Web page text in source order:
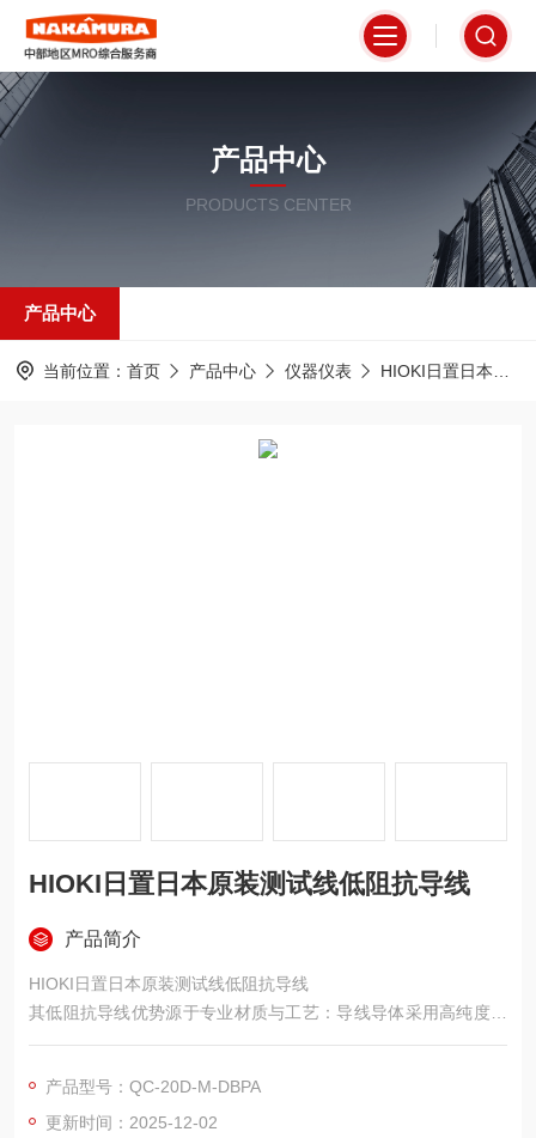
产品中心
PRODUCTS CENTER
产品中心
当前位置： 首页 产品中心 仪器仪表 HIOKI日置日本
HIOKI日置日本原装测试线低阻抗导线
产品简介
HIOKI日置日本原装测试线低阻抗导线
其低阻抗导线优势源于专业材质与工艺：导线导体采用高纯度无
氧铜材质，纯度达 99.99% 以上，相较于普通铜导线，电阻值降
少电流传输过程中的能量损耗。同时，导体采用多股细铜丝绞合
结构，股数达 48 股，不仅提升导线柔性，更通过增加导体表面
产品型号：QC-20D-M-DBPA
更新时间：2025-12-02